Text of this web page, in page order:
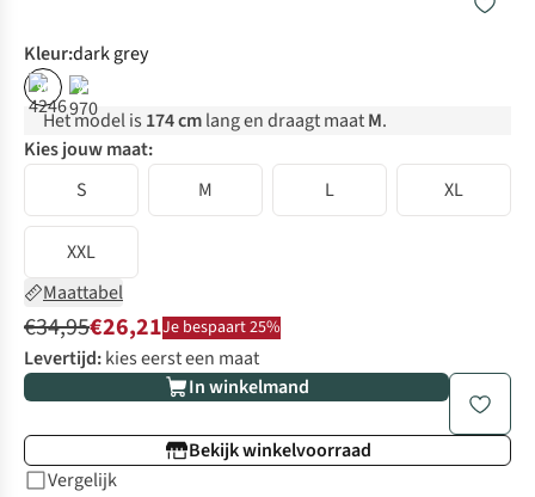
Kleur:dark grey
% %
Het model is 174 cmlang en draagt maatM.
Kies jouw maat:
S
M L XL
XXL
Maattabel
€34,95€26,21Je bespaart 25%
Levertijd:kies eerst een maat
In winkelmand
Bekijk winkelvoorraad
Vergelijk